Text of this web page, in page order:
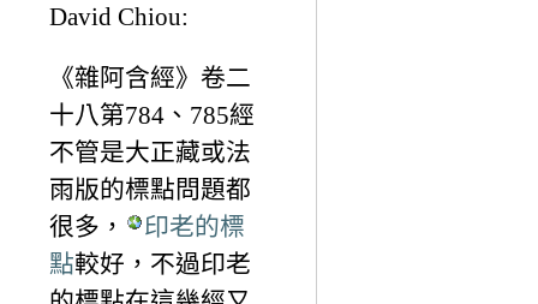
David Chiou:
《雜阿含經》卷二
十八第784、785經
不管是大正藏或法
雨版的標點問題都
很多，
印老的標
點較好，不過印老